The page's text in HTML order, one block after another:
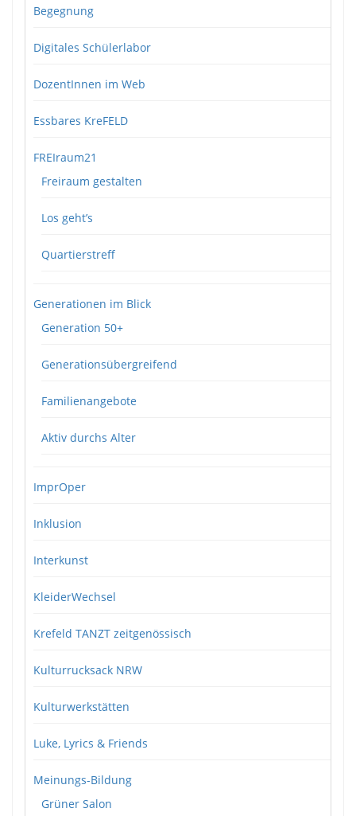
Begegnung
Digitales Schülerlabor
DozentInnen im Web
Essbares KreFELD
FREIraum21
Freiraum gestalten
Los geht’s
Quartierstreff
Generationen im Blick
Generation 50+
Generationsübergreifend
Familienangebote
Aktiv durchs Alter
ImprOper
Inklusion
Interkunst
KleiderWechsel
Krefeld TANZT zeitgenössisch
Kulturrucksack NRW
Kulturwerkstätten
Luke, Lyrics & Friends
Meinungs-Bildung
Grüner Salon